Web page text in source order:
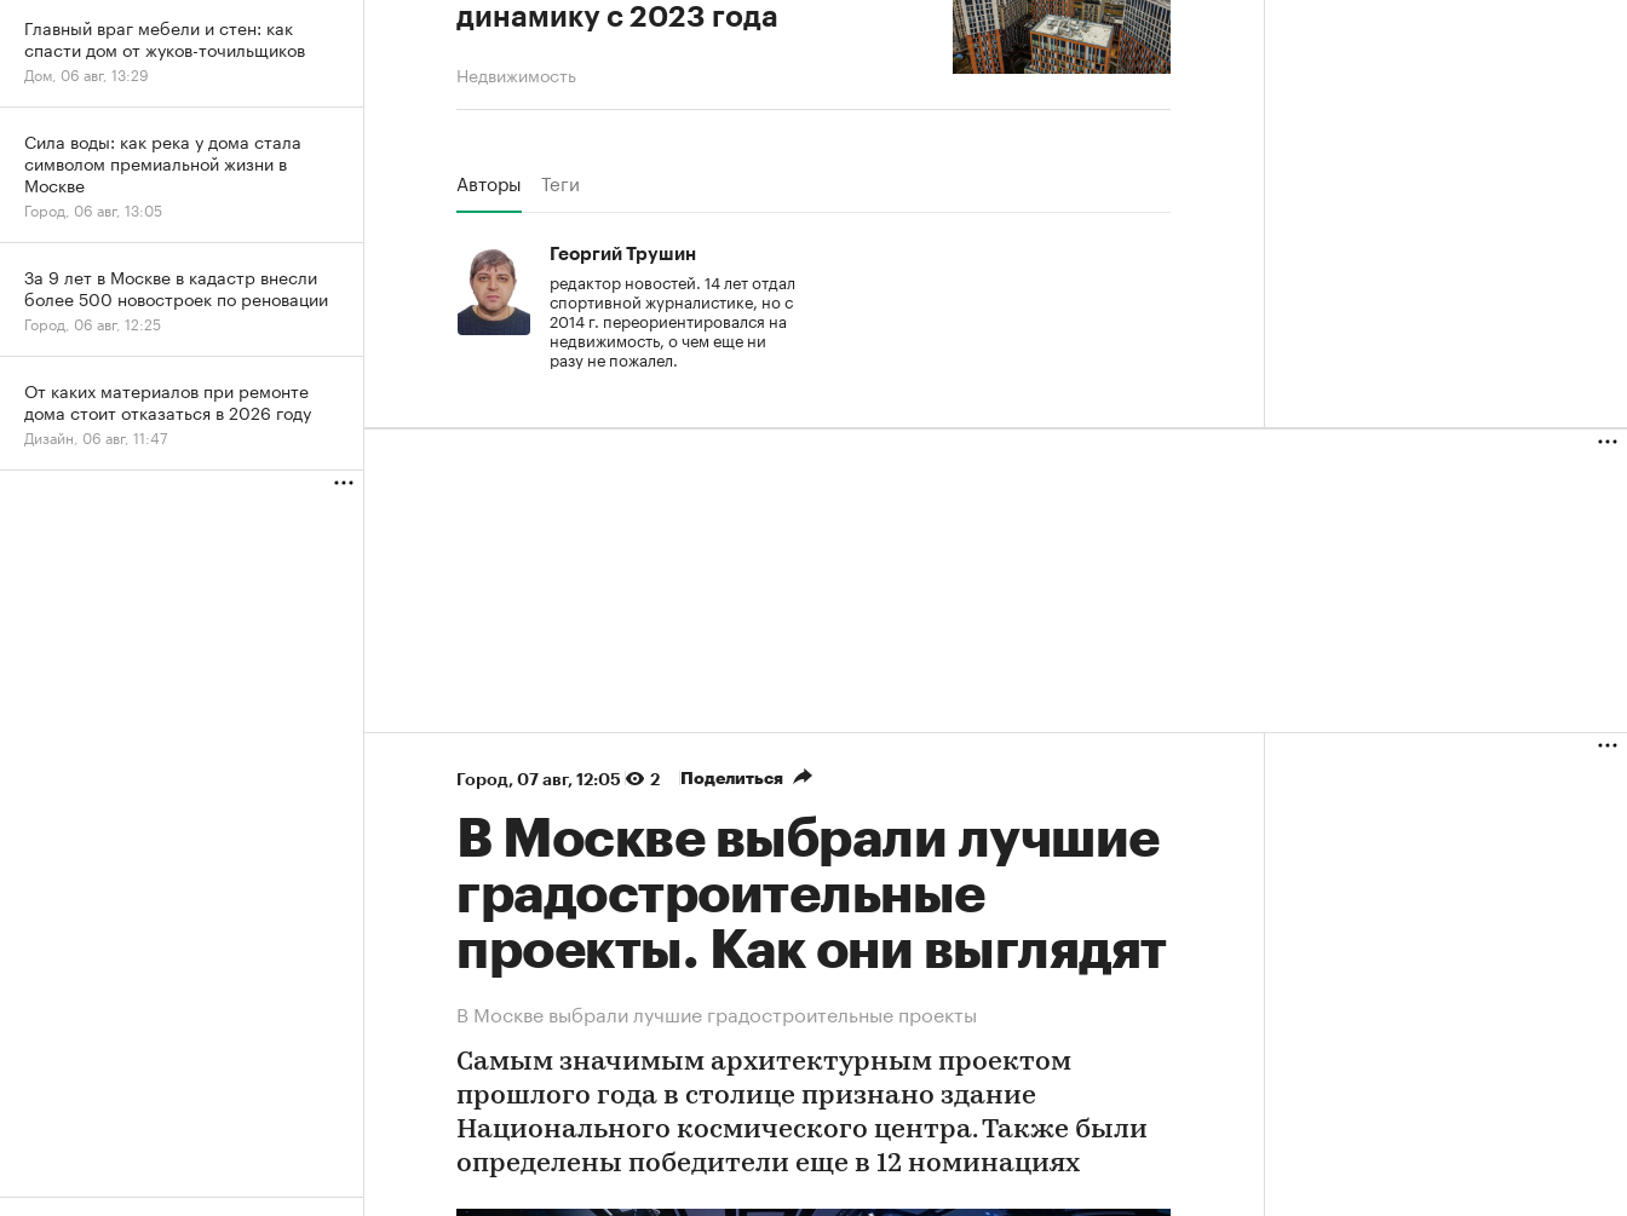
динамику с 2023 года
Недвижимость
Авторы Теги
Георгий Трушин
редактор новостей. 14 лет отдал
спортивной журналистике, но с
2014 г. переориентировался на
недвижимость, о чем еще ни
разу не пожалел.
Город⁠, 07 авг, 12:05 2 Поделиться
В Москве выбрали лучшие
градостроительные
проекты. Как они выглядят
В Москве выбрали лучшие градостроительные проекты
Самым значимым архитектурным проектом
прошлого года в столице признано здание
Национального космического центра. Также были
определены победители еще в 12 номинациях
Главный враг мебели и стен: как
спасти дом от жуков-точильщиков
Дом, 06 авг, 13:29
Сила воды: как река у дома стала
символом премиальной жизни в
Москве
Город, 06 авг, 13:05
За 9 лет в Москве в кадастр внесли
более 500 новостроек по реновации
Город, 06 авг, 12:25
От каких материалов при ремонте
дома стоит отказаться в 2026 году
Дизайн, 06 авг, 11:47